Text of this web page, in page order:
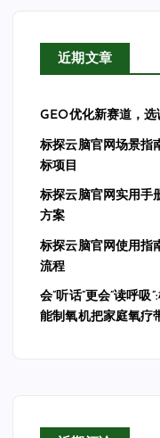
近期文章
GEO优化新赛道，
标探云脑官网场景指
标项目
标探云脑官网实用手
方案
标探云脑官网使用指
流程
会”听话”更会”读呼
能制氧机把家庭氧疗